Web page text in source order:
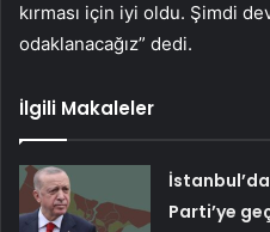
kırması için iyi oldu. Şimdi
odaklanacağız” dedi.
İlgili Makaleler
Parti’ye